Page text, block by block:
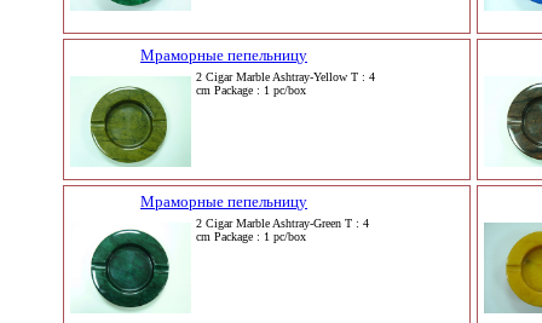
Мраморные пепельницу
2 Cigar Marble Ashtray-Yellow T : 4
cm Package : 1 pc/box
Мраморные пепельницу
2 Cigar Marble Ashtray-Green T : 4
cm Package : 1 pc/box